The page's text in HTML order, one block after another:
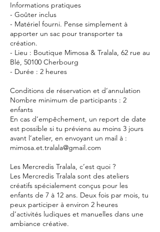
Informations pratiques
- Goûter inclus
- Matériel fourni. Pense simplement à
apporter un sac pour transporter ta
création.
- Lieu : Boutique Mimosa & Tralala, 62 rue au
Blé, 50100 Cherbourg
- Durée : 2 heures
Conditions de réservation et d’annulation
Nombre minimum de participants : 2
enfants
En cas d’empêchement, un report de date
est possible si tu préviens au moins 3 jours
avant l’atelier, en envoyant un mail à :
mimosa.et.tralala@gmail.com
Les Mercredis Tralala, c’est quoi ?
Les Mercredis Tralala sont des ateliers
créatifs spécialement conçus pour les
enfants de 7 à 12 ans. Deux fois par mois, tu
peux participer à environ 2 heures
d’activités ludiques et manuelles dans une
ambiance créative.